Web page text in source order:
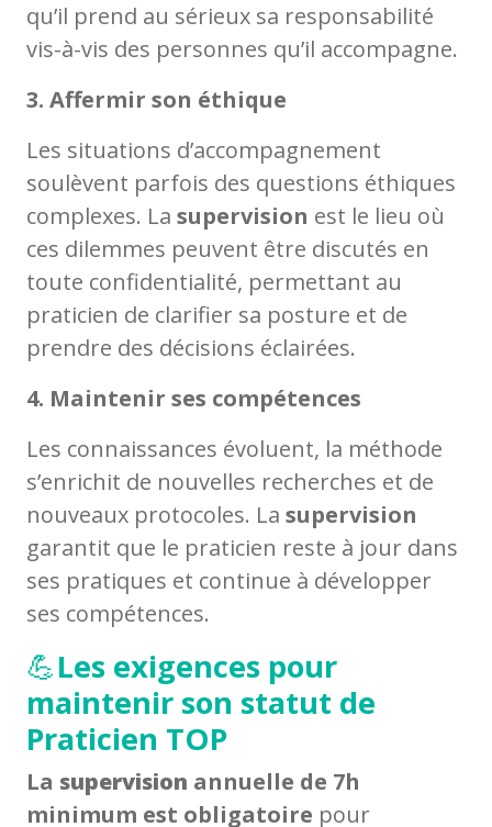
qu’il prend au sérieux sa responsabilité
vis-à-vis des personnes qu’il accompagne.
3. Affermir son éthique
Les situations d’accompagnement
soulèvent parfois des questions éthiques
complexes. La supervision est le lieu où
ces dilemmes peuvent être discutés en
toute confidentialité, permettant au
praticien de clarifier sa posture et de
prendre des décisions éclairées.
4. Maintenir ses compétences
Les connaissances évoluent, la méthode
s’enrichit de nouvelles recherches et de
nouveaux protocoles. La supervision
garantit que le praticien reste à jour dans
ses pratiques et continue à développer
ses compétences.
💪Les exigences pour
maintenir son statut de
Praticien TOP
La supervision annuelle de 7h
minimum est obligatoire pour